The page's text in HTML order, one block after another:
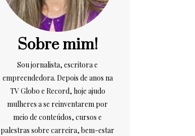
Sobre mim!
Sou jornalista, escritora e
empreendedora. Depois de anos na
TV Globo e Record, hoje ajudo
mulheres a se reinventarem por
meio de conteúdos, cursos e
palestras sobre carreira, bem-estar